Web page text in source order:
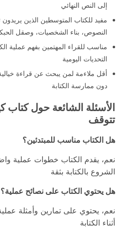
إلى النص النهائي
مفيد للكتاب المتوسطين الذين
النصوص، بناء الشخصيات، وصقل
مناسب للقراء المهتمين بفهم عملية
التحديات اليومية
أقل ملاءمة لمن يبحث عن قراءة
دون ممارسة الكتابة
الأسئلة الشائعة حول كتاب
تتوقف
هل الكتاب مناسب للمبتدئين؟
نعم، يقدم الكتاب خطوات عملية
الشروع بالكتابة بثقة
هل يحتوي الكتاب على نصائح عملية؟
نعم، يحتوي على تمارين وأمثلة
أثناء الكتابة